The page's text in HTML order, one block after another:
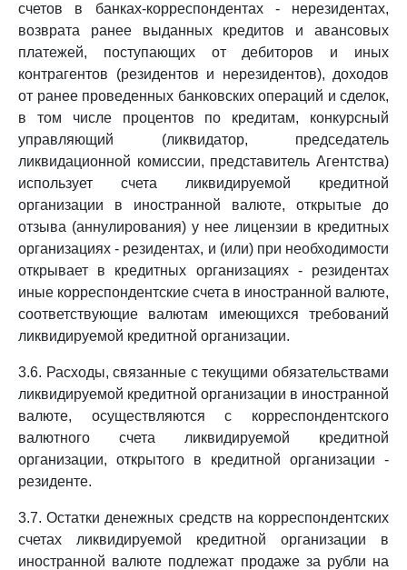
счетов в банках-корреспондентах - нерезидентах,
возврата ранее выданных кредитов и авансовых
платежей, поступающих от дебиторов и иных
контрагентов (резидентов и нерезидентов), доходов
от ранее проведенных банковских операций и сделок,
в том числе процентов по кредитам, конкурсный
управляющий (ликвидатор, председатель
ликвидационной комиссии, представитель Агентства)
использует счета ликвидируемой кредитной
организации в иностранной валюте, открытые до
отзыва (аннулирования) у нее лицензии в кредитных
организациях - резидентах, и (или) при необходимости
открывает в кредитных организациях - резидентах
иные корреспондентские счета в иностранной валюте,
соответствующие валютам имеющихся требований
ликвидируемой кредитной организации.
3.6. Расходы, связанные с текущими обязательствами
ликвидируемой кредитной организации в иностранной
валюте, осуществляются с корреспондентского
валютного счета ликвидируемой кредитной
организации, открытого в кредитной организации -
резиденте.
3.7. Остатки денежных средств на корреспондентских
счетах ликвидируемой кредитной организации в
иностранной валюте подлежат продаже за рубли на